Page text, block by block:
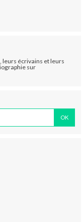
leurs écrivains et leurs
sur